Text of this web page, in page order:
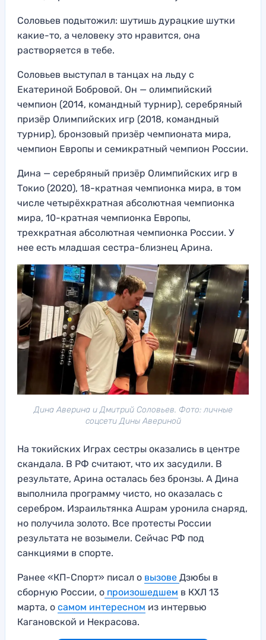
Соловьев подытожил: шутишь дурацкие шутки
какие-то, а человеку это нравится, она
растворяется в тебе.
Соловьев выступал в танцах на льду с
Екатериной Бобровой. Он — олимпийский
чемпион (2014, командный турнир), серебряный
призёр Олимпийских игр (2018, командный
турнир), бронзовый призёр чемпионата мира,
чемпион Европы и семикратный чемпион России.
Дина — серебряный призёр Олимпийских игр в
Токио (2020), 18-кратная чемпионка мира, в том
числе четырёхкратная абсолютная чемпионка
мира, 10-кратная чемпионка Европы,
трехкратная абсолютная чемпионка России. У
нее есть младшая сестра-близнец Арина.
Дина Аверина и Дмитрий Соловьев. Фото: личные
соцсети Дины Авериной
На токийских Играх сестры оказались в центре
скандала. В РФ считают, что их засудили. В
результате, Арина осталась без бронзы. А Дина
выполнила программу чисто, но оказалась с
серебром. Израильтянка Ашрам уронила снаряд,
но получила золото. Все протесты России
результата не возымели. Сейчас РФ под
санкциями в спорте.
Ранее «КП-Спорт» писал о вызове Дзюбы в
сборную России, о произошедшем в КХЛ 13
марта, о самом интересном из интервью
Кагановской и Некрасова.